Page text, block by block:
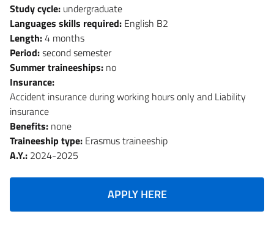
Study cycle: undergraduate
Languages skills required: English B2
Length:4 months
Period:second semester
Summer traineeships: no
Insurance:
Accident insurance during working hours only and Liability
insurance
Benefits: none
Traineeship type: Erasmus traineeship
A.Y.: 2024-2025
APPLY HERE